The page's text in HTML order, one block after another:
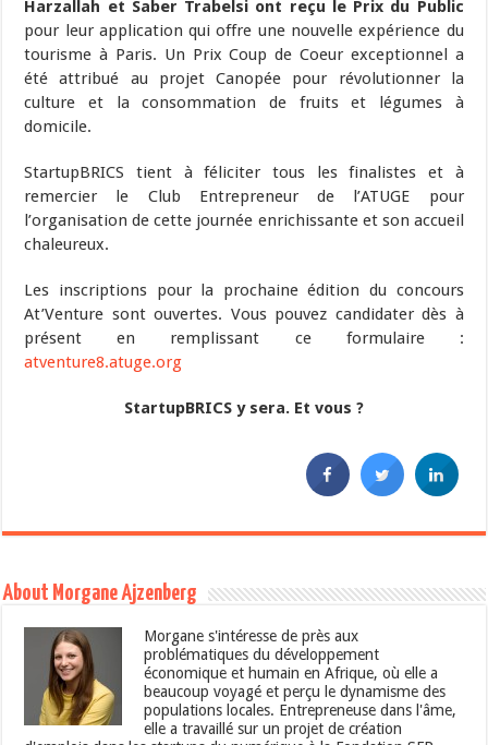
Harzallah et Saber Trabelsi ont reçu le Prix du Public
pour leur application qui offre une nouvelle expérience du
tourisme à Paris. Un Prix Coup de Coeur exceptionnel a
été attribué au projet Canopée pour révolutionner la
culture et la consommation de fruits et légumes à
domicile.
StartupBRICS tient à féliciter tous les finalistes et à
remercier le Club Entrepreneur de l’ATUGE pour
l’organisation de cette journée enrichissante et son accueil
chaleureux.
Les inscriptions pour la prochaine édition du concours
At’Venture sont ouvertes. Vous pouvez candidater dès à
présent en remplissant ce formulaire :
atventure8.atuge.org
StartupBRICS y sera. Et vous ?
About Morgane Ajzenberg
Morgane s'intéresse de près aux
problématiques du développement
économique et humain en Afrique, où elle a
beaucoup voyagé et perçu le dynamisme des
populations locales. Entrepreneuse dans l'âme,
elle a travaillé sur un projet de création